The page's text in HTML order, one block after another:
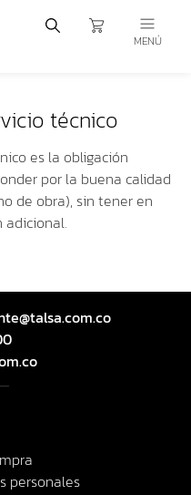
MENÚ
técnico
es la obligación
por la buena calidad
de obra), sin tener en
adicional.
personales